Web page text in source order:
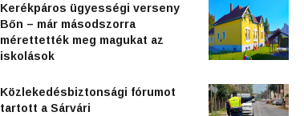
Kerékpáros ügyességi verseny
Bőn – már másodszorra
mérettették meg magukat az
iskolások
Közlekedésbiztonsági fórumot
tartott a Sárvári